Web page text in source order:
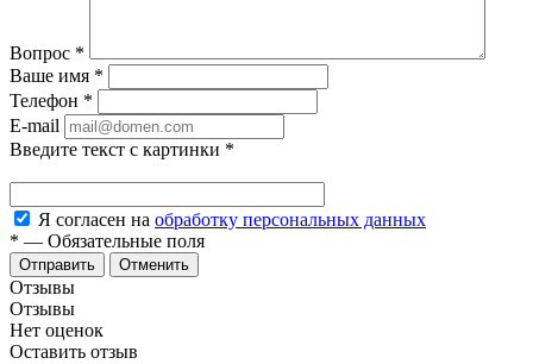
Вопрос *
Ваше имя *
Телефон *
E-mail
Введите текст с картинки *
Я согласен на обработку персональных данных
* — Обязательные поля
Отменить
Отзывы
Отзывы
Нет оценок
Оставить отзыв